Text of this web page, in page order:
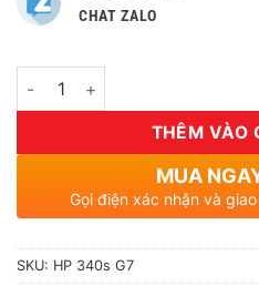
CHAT ZALO
Số lượng
THÊM VÀO
MUA
Gọi điện xác nhận và
SKU: HP 340s G7